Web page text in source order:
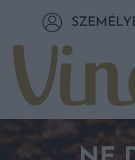
Tovább a tartalomhoz